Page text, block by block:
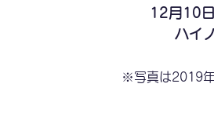
12月10
ハイ
※写真は2019